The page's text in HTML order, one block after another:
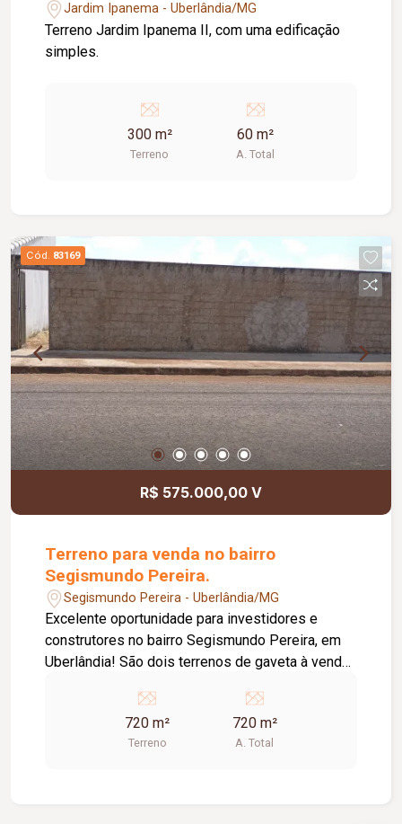
Jardim Ipanema - Uberlândia/MG
Terreno Jardim Ipanema II, com uma edificação
simples.
300 m²
Terreno
60 m²
A. Total
Cód. 83169
R$ 575.000,00 V
Terreno para venda no bairro
Segismundo Pereira.
Segismundo Pereira - Uberlândia/MG
Excelente oportunidade para investidores e
construtores no bairro Segismundo Pereira, em
Uberlândia! São dois terrenos de gaveta à venda,
oferecendo mais segurança e privacidade para o
seu projeto. Com amplo espaço, os lotes são
ideais para construção de residência de alto
720 m²
Terreno
720 m²
A. Total